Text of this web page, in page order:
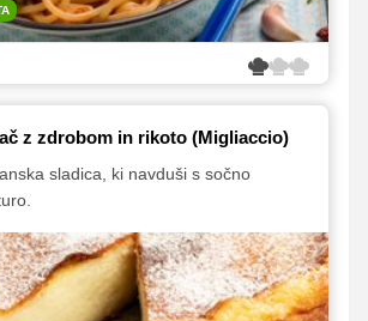
z zdrobom in rikoto (Migliaccio)
sladica, ki navduši s sočno